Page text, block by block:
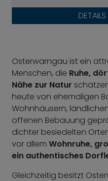
Osterwarngau ist ein
Menschen, die Ruhe,
Nähe zur Natur
heute von ehemaligen
Wohnhäusern,
offenen Bebauung
dichter besiedelten
vor allem Wohnruhe,
ein authentisches
Gleichzeitig besitzt